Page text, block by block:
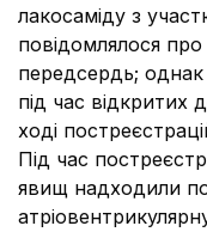
лакосаміду з
повідомлялося про
передсердь;
під час відкритих
ході
Під час
явищ надходили